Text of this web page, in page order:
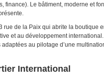
finance). Le bâtiment, moderne et
rue de la Paix qui abrite la
et au développement
au pilotage d’une
International